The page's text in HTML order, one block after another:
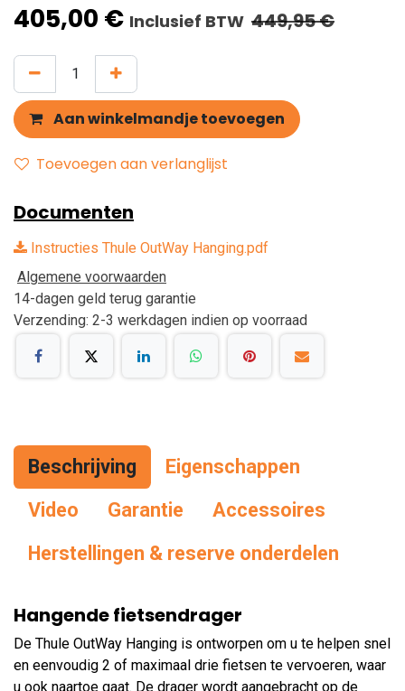
405,00 € Inclusief BTW 449,95€
Aan winkelmandje toevoegen
Toevoegen aan verlanglijst
Documenten
Instructies Thule OutWay Hanging.pdf
Algemene voorwaarden
14-dagen geld terug garantie
Verzending: 2-3 werkdagen indien op voorraad
Beschrijving
Eigenschappen
Video Garantie
Accessoires
Herstellingen & reserve onderdelen
Hangende fietsendrager
De Thule OutWay Hanging is ontworpen om u te helpen snel
en eenvoudig 2 of maximaal drie fietsen te vervoeren, waar
u ook naartoe gaat. De drager wordt aangebracht op de